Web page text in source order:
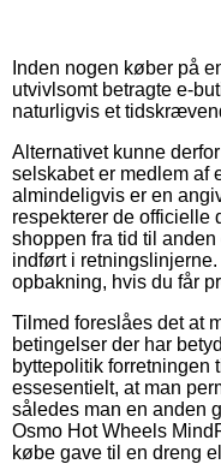
Inden nogen køber på
utvivlsomt betragte e-
naturligvis et
Alternativet kunne
selskabet er medlem af
almindeligvis er en
respekterer de officielle
shoppen fra tid til
indført i
opbakning, hvis du får
Tilmed foreslåes det at
betingelser der har
byttepolitik forretningen
essesentielt, at man
således man en anden
Osmo Hot Wheels
købe gave til en dreng